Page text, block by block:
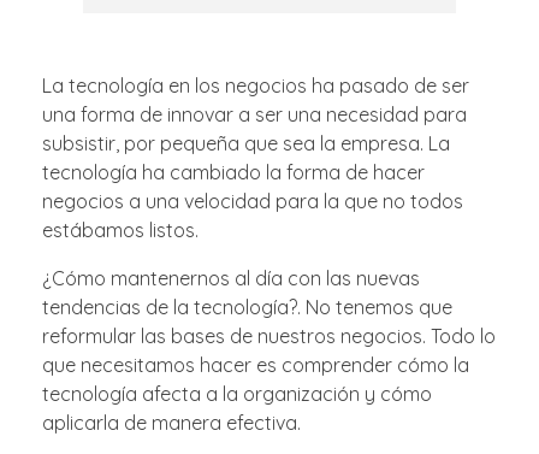
La tecnología en los negocios ha pasado de ser
una forma de innovar a ser una necesidad para
subsistir, por pequeña que sea la empresa. La
tecnología ha cambiado la forma de hacer
negocios a una velocidad para la que no todos
estábamos listos.
¿Cómo mantenernos al día con las nuevas
tendencias de la tecnología?. No tenemos que
reformular las bases de nuestros negocios. Todo lo
que necesitamos hacer es comprender cómo la
tecnología afecta a la organización y cómo
aplicarla de manera efectiva.